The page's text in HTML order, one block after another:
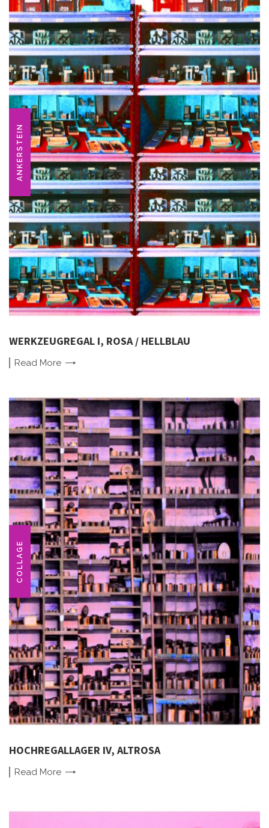
ANKERSTEIN
WERKZEUGREGAL I, ROSA / HELLBLAU
Read More
COLLAGE
HOCHREGALLAGER IV, ALTROSA
Read More